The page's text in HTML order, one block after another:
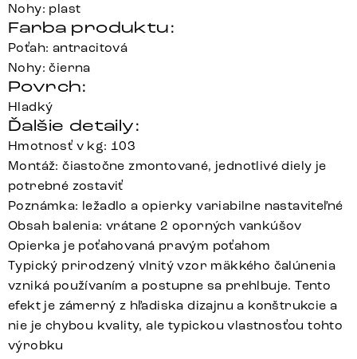
Nohy: plast
Farba produktu:
Poťah: antracitová
Nohy: čierna
Povrch:
Hladký
Ďalšie detaily:
Hmotnosť v kg: 103
Montáž: čiastočne zmontované, jednotlivé diely je
potrebné zostaviť
Poznámka: ležadlo a opierky variabilne nastaviteľné
Obsah balenia: vrátane 2 oporných vankúšov
Opierka je poťahovaná pravým poťahom
Typický prirodzený vlnitý vzor mäkkého čalúnenia
vzniká používaním a postupne sa prehlbuje. Tento
efekt je zámerný z hľadiska dizajnu a konštrukcie a
nie je chybou kvality, ale typickou vlastnosťou tohto
výrobku